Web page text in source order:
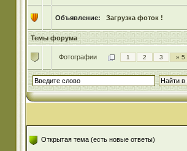
Объявление: Загрузка фоток !
Темы форума
Фотографии 1 2 3 » 5
Открытая тема (есть новые ответы)